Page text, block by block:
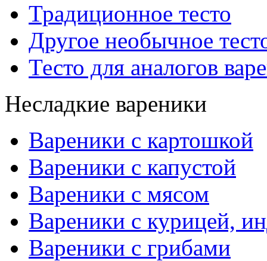
Традиционное тесто
Другое необычное
Тесто для аналогов
Несладкие вареники
Вареники с картошкой
Вареники с капустой
Вареники с мясом
Вареники с курицей,
Вареники с грибами